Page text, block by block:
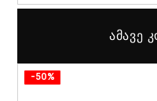
ამავე
-50%